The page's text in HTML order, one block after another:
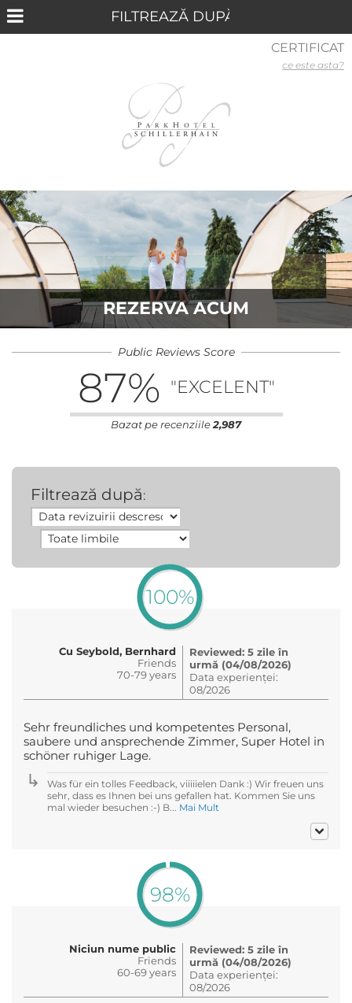
REZERVA ACUM
Public Reviews Score
87% "EXCELENT"
Bazat pe recenziile2,987
Filtrează după:
100%
Cu Seybold, Bernhard
Friends
70-79 years
Reviewed: 5 zile în
urmă (04/08/2026)
Data experienței:
08/2026
Sehr freundliches und kompetentes Personal,
saubere und ansprechende Zimmer, Super Hotel in
schöner ruhiger Lage.
Was für ein tolles Feedback, viiiiielen Dank :) Wir freuen uns
sehr, dass es Ihnen bei uns gefallen hat. Kommen Sie uns
mal wieder besuchen :-) B... Mai Mult
98%
Niciun nume public
Friends
60-69 years
Reviewed: 5 zile în
urmă (04/08/2026)
Data experienței:
08/2026
CERTIFICAT
ce este asta?